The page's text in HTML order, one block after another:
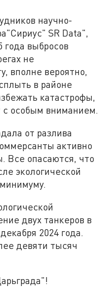
научно-
SR Data",
года выбросов
не
вполне вероятно,
в районе
катастрофы,
с особым вниманием.
от разлива
активно
Все опасаются, что
экологической
двух танкеров в
2024 года.
девяти тысяч